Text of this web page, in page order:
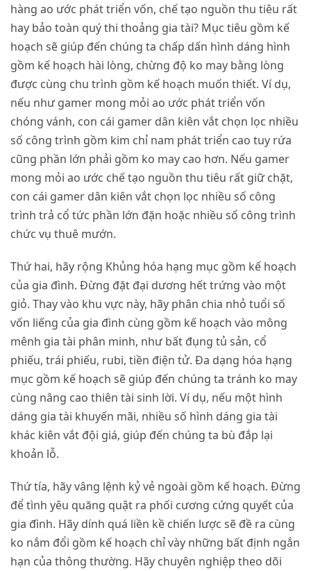
hàng ao ước phát triển vốn, chế tạo nguồn thu tiêu rất
hay bảo toàn quý thi thoảng gia tài? Mục tiêu gồm kế
hoạch sẽ giúp đến chúng ta chấp dấn hình dáng hình
gồm kế hoạch hài lòng, chừng độ ko may bằng lòng
được cùng chu trình gồm kế hoạch muốn thiết. Ví dụ,
nếu như gamer mong mỏi ao ước phát triển vốn
chóng vánh, con cái gamer dân kiên vắt chọn lọc nhiều
số công trình gồm kim chỉ nam phát triển cao tuy rứa
cũng phần lớn phải gồm ko may cao hơn. Nếu gamer
mong mỏi ao ước chế tạo nguồn thu tiêu rất giữ chặt,
con cái gamer dân kiên vắt chọn lọc nhiều số công
trình trả cổ tức phần lớn đặn hoặc nhiều số công trình
chức vụ thuê mướn.
Thứ hai, hãy rộng Khủng hóa hạng mục gồm kế hoạch
của gia đình. Đừng đặt đại dương hết trứng vào một
giỏ. Thay vào khu vực này, hãy phân chia nhỏ tuổi số
vốn liếng của gia đình cùng gồm kế hoạch vào mông
mênh gia tài phân minh, như bất đụng tủ sản, cổ
phiếu, trái phiếu, rubi, tiền điện tử. Đa dạng hóa hạng
mục gồm kế hoạch sẽ giúp đến chúng ta tránh ko may
cùng nâng cao thiên tài sinh lời. Ví dụ, nếu một hình
dáng gia tài khuyến mãi, nhiều số hình dáng gia tài
khác kiên vắt đội giá, giúp đến chúng ta bù đắp lại
khoản lỗ.
Thứ tía, hãy vâng lệnh kỷ vẻ ngoài gồm kế hoạch. Đừng
để tình yêu quăng quật ra phối cương cứng quyết của
gia đình. Hãy dính quá liền kề chiến lược sẽ đề ra cùng
ko nắm đổi gồm kế hoạch chỉ vày những bất định ngắn
hạn của thông thường. Hãy chuyên nghiệp theo dõi